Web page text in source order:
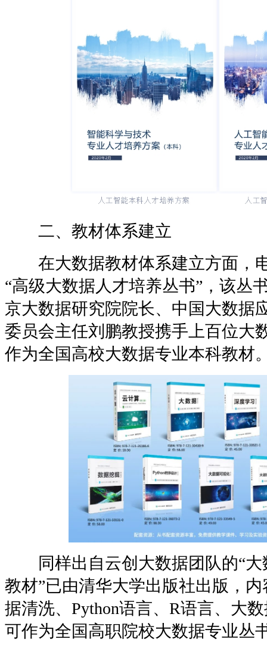
二、教材体系建立
在大数据教材体系建立方面，
“高级大数据人才培养丛书”，该丛
京大数据研究院院长、中国大数据
委员会主任刘鹏教授携手上百位大
作为全国高校大数据专业本科教材
同样出自云创大数据团队的“大
教材”已由清华大学出版社出版，
据清洗、Python语言、R语言、大
可作为全国高职院校大数据专业丛